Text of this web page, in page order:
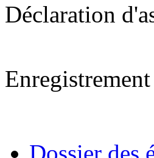
Déclaration
Dossier des